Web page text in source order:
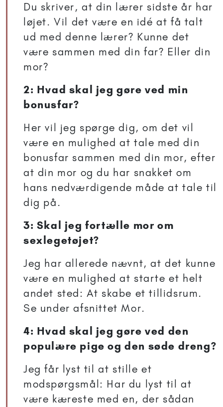
Du skriver, at din lærer sidste år har
løjet. Vil det være en idé at få talt
ud med denne lærer? Kunne det
være sammen med din far? Eller din
mor?
2: Hvad skal jeg gøre ved min
bonusfar?
Her vil jeg spørge dig, om det vil
være en mulighed at tale med din
bonusfar sammen med din mor, efter
at din mor og du har snakket om
hans nedværdigende måde at tale til
dig på.
3: Skal jeg fortælle mor om
sexlegetøjet?
Jeg har allerede nævnt, at det kunne
være en mulighed at starte et helt
andet sted: At skabe et tillidsrum.
Se under afsnittet Mor.
4: Hvad skal jeg gøre ved den
populære pige og den søde dreng?
Jeg får lyst til at stille et
modspørgsmål: Har du lyst til at
være kæreste med en, der sådan